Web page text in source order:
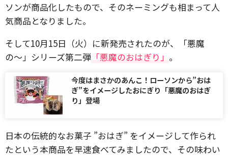
ソンが商品化したもので、そのネーミングも相まって人
気商品となりました。
そして10月15日（火）に新発売されたのが、「悪魔
の〜」シリーズ第二弾 「悪魔のおはぎり」 。
今度はまさかのあんこ！ローソンから”おは
ぎ”をイメージしたおにぎり「悪魔のおはぎ
り」登場
日本の伝統的なお菓子 ”おはぎ” をイメージして作られ
たという本商品を早速食べてみましたので、その味わい